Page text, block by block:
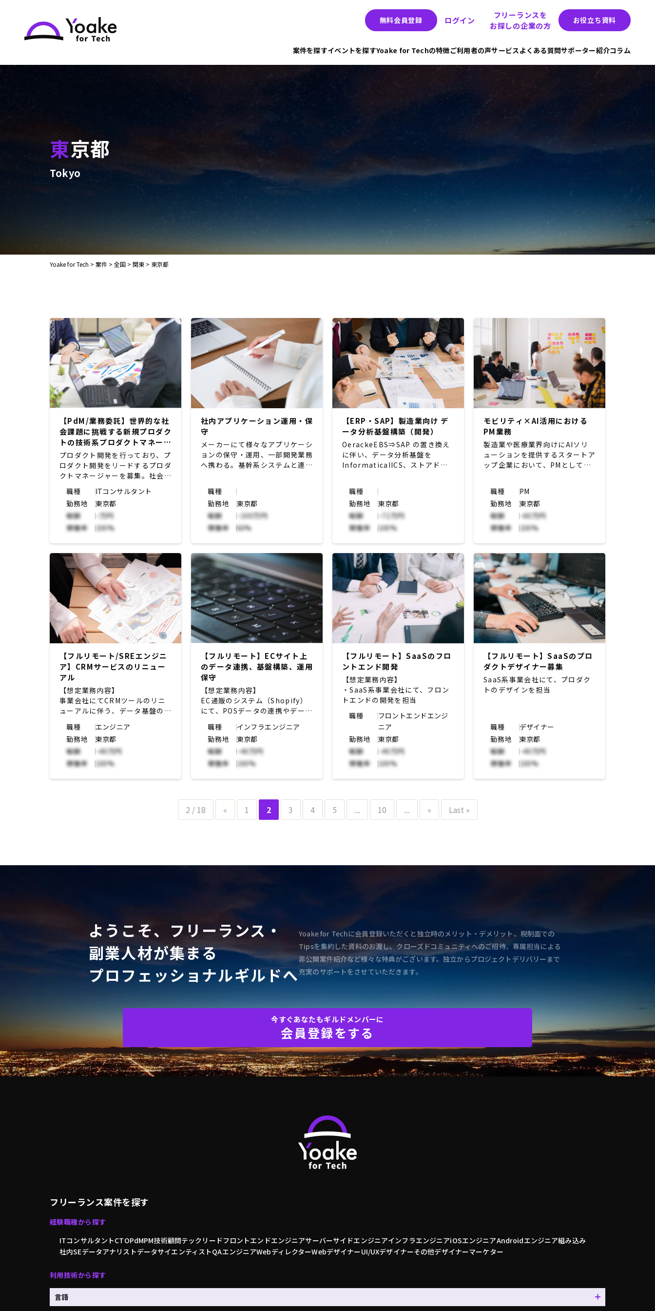
無料会員登録 ログイン
フリーランスを
お探しの企業の方
お役立ち資料
案件を探すイベントを探すYoake for Techの特徴ご利用者の声サービスよくある質問サポーター紹介コラム
東京都
Tokyo
Yoake for Tech > 案件 > 全国 > 関東 > 東京都
【PdM/業務委託】世界的な社
会課題に挑戦する新規プロダク
トの技術系プロダクトマネージ
ャー
プロダクト開発を行っており、プ
ロダクト開発をリードするプロダ
クトマネージャーを募集。社会イ
ンフラ分野で活躍するプラントエ
ンジニアの専門家と一緒に、ゼロ
イチのプロダクト開発を進める。
特にアルゴリズムを活用したプラ
ント設計や運転管理支援など、特
クノロジーを掛け合わせて、全く
新しい形のプロダクトを構築。
【具体的な業務】
・社会インフラ分野で活躍するプ
ラントエンジニアの専門家の思考
や行動を理解するユーザー調査か
らコンセプト立案
・プロダクトのビジョンと開発ロ
ードマップの作成
プロダクトデザイナーやエンジニ
アと一緒に機能実装を進める新規
プロダクト開発をリード
職種
ITコンサルタント
勤務地
東京都
報酬
~万円
稼働率
100%
社内アプリケーション運用・保
守
メーカーにて様々なアプリケーシ
ョンの保守・運用、一部開発業務
へ携わる。基幹系システムと連携
員の方と連携をしながら業務す
る。
職種
勤務地
東京都
報酬
~100万円
稼働率
60%
【ERP・SAP】製造業向け デ
ータ分析基盤構築（開発）
OerackeEBS⇒SAP の置き換え
に伴い、データ分析基盤を
InformaticaIICS、ストアドで
りや結合テストに向けた JOB 開
発など業務内容は多岐にわたる。
・OracleCloudERP、EBS
職種
勤務地
東京都
報酬
~72万円
稼働率
100%
モビリティ×AI活用における
PM業務
製造業や医療業界向けにAIソリ
ューションを提供するスタートア
ップ企業において、PMとしてモ
最新の自動運転や歩行解析等の技
術に関わることができ、基礎研究
やリサーチだけではなく実際に社
会実装もなされており、事業のダ
遂行ができるポジション。クライ
アント企業は日本企業だが、社内
はグローバル色が強いため、社外
では日本語で、開発メンバーとは
英語メインでコミュニケーション
する。
【主な業務内容】
・セールス・開発チームと連携し
たクライアント企業への提案や開
発との調整
ェクトマネジメント
・チームリード・マネジメント
（ハーフコミットの場合には、上
記の中から優先度を決めて高いも
職種
PM
勤務地
東京都
報酬
~60万円
稼働率
100%
【フルリモート/SREエンジニ
ア】CRMサービスのリニュー
アル
【想定業務内容】
事業会社にてCRMツールのリニ
ューアルに伴う、データ基盤の構
職種
エンジニア
勤務地
東京都
報酬
~40万円
稼働率
100%
【フルリモート】ECサイト上
のデータ連携、基盤構築、運用
保守
【想定業務内容】
EC通販のシステム（Shopify）
にて、POSデータの連携やデータ
職種
インフラエンジニア
勤務地
東京都
報酬
~40万円
稼働率
100%
【フルリモート】SaaSのフロ
ントエンド開発
【想定業務内容】
・SaaS系事業会社にて、フロン
トエンドの開発を担当
職種
フロントエンドエンジ
ニア
勤務地
東京都
報酬
~40万円
稼働率
100%
【フルリモート】SaaSのプロ
ダクトデザイナー募集
SaaS系事業会社にて、プロダク
トのデザインを担当
職種
デザイナー
勤務地
東京都
報酬
~40万円
稼働率
100%
2 / 18 « 1 2 3 4 5 ... 10 ... » Last »
ようこそ、フリーランス・
副業人材が集まる
プロフェッショナルギルドへ
Yoake for Techに会員登録いただくと独立時のメリット・デメリット、税制面での
Tipsを集約した資料のお渡し、クローズドコミュニティへのご招待、専属担当による
非公開案件紹介など様々な特典がございます。独立からプロジェクトデリバリーまで
充実のサポートをさせていただきます。
今すぐあなたもギルドメンバーに
会員登録をする
フリーランス案件を探す
経験職種から探す
ITコンサルタントCTOPdMPM技術顧問テックリードフロントエンドエンジニアサーバーサイドエンジニアインフラエンジニアiOSエンジニアAndroidエンジニア組み込み
社内SEデータアナリストデータサイエンティストQAエンジニアWebディレクターWebデザイナーUI/UXデザイナーその他デザイナーマーケター
利用技術から探す
言語